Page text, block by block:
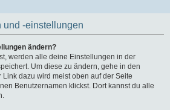
und -einstellungen
ändern?
werden alle deine Einstellungen in der
Um diese zu ändern, gehe in den
Link dazu wird meist oben auf der Seite
Benutzernamen klickst. Dort kannst du alle